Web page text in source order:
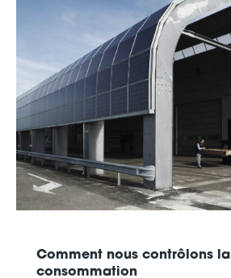
Comment nous contrôlons la
consommation